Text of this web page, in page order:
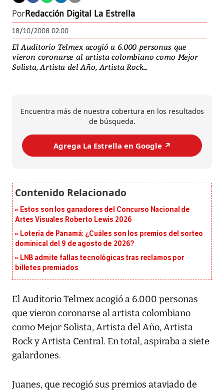
PorRedacción Digital La Estrella
18/10/2008 02:00
El Auditorio Telmex acogió a 6.000 personas que
vieron coronarse al artista colombiano como Mejor
Solista, Artista del Año, Artista Rock...
Encuentra más de nuestra cobertura en los resultados
de búsqueda.
Agrega La Estrella en Google ↗️
Estos son los ganadores del Concurso Nacional de
Artes Visuales Roberto Lewis 2026
Lotería de Panamá: ¿Cuáles son los premios del sorteo
dominical del 9 de agosto de 2026?
LNB admite fallas tecnológicas tras reclamos por
billetes premiados
El Auditorio Telmex acogió a 6.000 personas
que vieron coronarse al artista colombiano
como Mejor Solista, Artista del Año, Artista
Rock y Artista Central. En total, aspiraba a siete
galardones.
Juanes, que recogió sus premios ataviado de